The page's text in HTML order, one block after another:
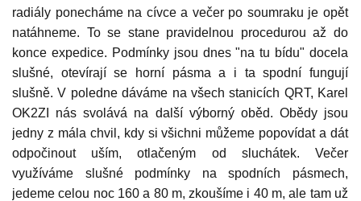
radiály ponecháme na cívce a večer po soumraku je opět
natáhneme. To se stane pravidelnou procedurou až do
konce expedice. Podmínky jsou dnes "na tu bídu" docela
slušné, otevírají se horní pásma a i ta spodní fungují
slušně. V poledne dáváme na všech stanicích QRT, Karel
OK2ZI nás svolává na další výborný oběd. Obědy jsou
jedny z mála chvil, kdy si všichni můžeme popovídat a dát
odpočinout uším, otlačeným od sluchátek. Večer
využíváme slušné podmínky na spodních pásmech,
jedeme celou noc 160 a 80 m, zkoušíme i 40 m, ale tam už